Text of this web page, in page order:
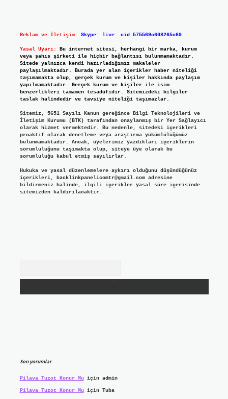
Reklam ve İletişim: Skype: live:.cid.575569c608265c69
Yasal Uyarı:
Bu internet sitesi, herhangi bir marka, kurum
veya şahıs şirketi ile hiçbir bağlantısı bulunmamaktadır.
Sitede yalnızca kendi hazırladığımız makaleler
paylaşılmaktadır. Burada yer alan içerikler haber niteliği
taşımamakta olup, gerçek kurum ve kişiler hakkında paylaşım
yapılmamaktadır. Gerçek kurum ve kişiler ile isim
benzerlikleri tamamen tesadüfidir. Sitemizdeki bilgiler
taslak halindedir ve tavsiye niteliği taşımazlar.
Sitemiz, 5651 Sayılı Kanun gereğince Bilgi Teknolojileri ve
İletişim Kurumu (BTK) tarafından onaylanmış bir Yer Sağlayıcı
olarak hizmet vermektedir. Bu nedenle, sitedeki içerikleri
proaktif olarak denetleme veya araştırma yükümlülüğümüz
bulunmamaktadır. Ancak, üyelerimiz yazdıkları içeriklerin
sorumluluğunu taşımakta olup, siteye üye olarak bu
sorumluluğu kabul etmiş sayılırlar.
Hukuka ve yasal düzenlemelere aykırı olduğunu düşündüğünüz
içerikleri, backlinkpanelicomtr@gmail.comadresine
bildirmeniz halinde, ilgili içerikler yasal süre içerisinde
sitemizden kaldırılacaktır.
Son yorumlar
Pilava Tuzot Konur Muiçin admin
Pilava Tuzot Konur Muiçin Tuba